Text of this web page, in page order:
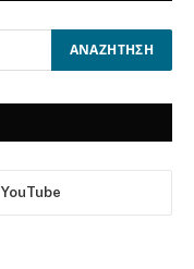
YouTube